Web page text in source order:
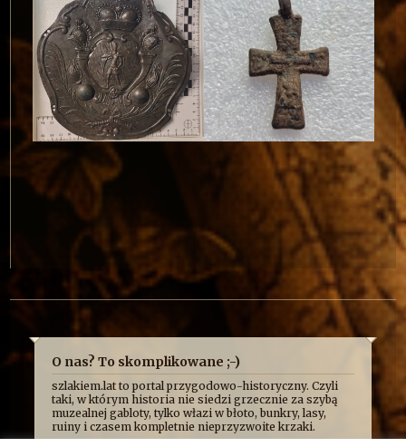
O nas? To skomplikowane ;-)
szlakiem.lat to portal przygodowo-historyczny. Czyli
taki, w którym historia nie siedzi grzecznie za szybą
muzealnej gabloty, tylko włazi w błoto, bunkry, lasy,
ruiny i czasem kompletnie nieprzyzwoite krzaki.